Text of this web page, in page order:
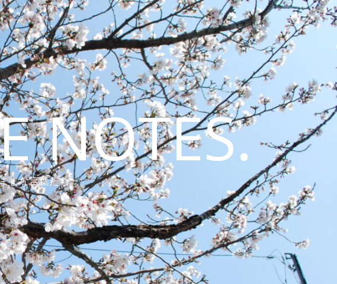
NOTES.
まな言葉たち